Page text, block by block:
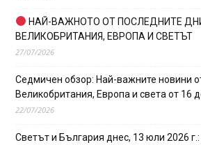
НАЙ-ВАЖНОТО ОТ ПОСЛЕДНИТЕ
ВЕЛИКОБРИТАНИЯ, ЕВРОПА И СВЕТЪТ
27/07/2026
Седмичен обзор: Най-важните новини
Великобритания, Европа и света от 16
22/07/2026
Светът и България днес, 13 юли 2026